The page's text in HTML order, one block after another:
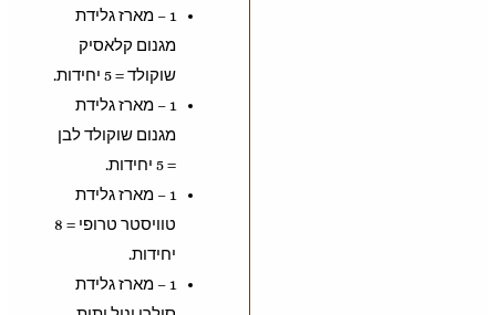
1 – מארז גלידת
מגנום קלאסיק
שוקולד = 5 יחידות.
1 – מארז גלידת
מגנום שוקולד לבן
= 5 יחידות.
1 – מארז גלידת
טוויסטר טרופי = 8
יחידות.
1 – מארז גלידת